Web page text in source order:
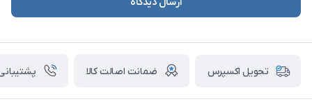
تحویل اکسپرس ضمانت اصالت کالا پشتیبانی ۲۴